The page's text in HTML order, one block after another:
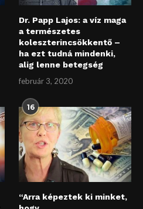
Dr. Papp Lajos: a víz maga
a természetes
koleszterincsökkentő –
ha ezt tudná mindenki,
alig lenne betegség
február 3, 2020
16
“Arra képeztek ki minket,